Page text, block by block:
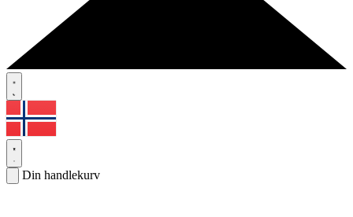
Din handlekurv